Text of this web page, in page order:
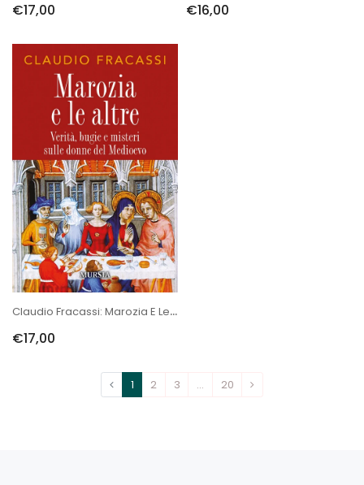
€17,00 €16,00
Claudio Fracassi: Marozia E Le Altre
€17,00
1 2 3 … 20